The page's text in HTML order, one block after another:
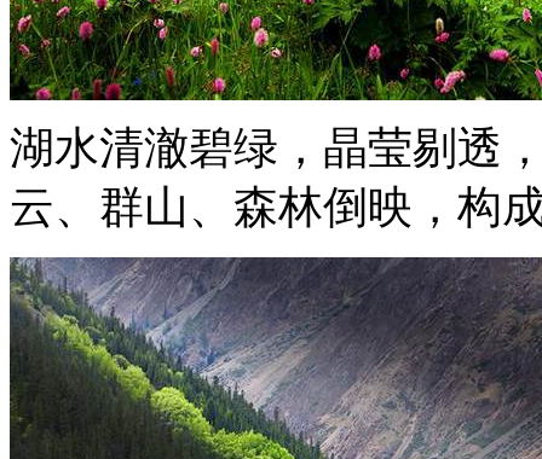
湖水清澈碧绿，晶莹剔透
云、群山、森林倒映，构